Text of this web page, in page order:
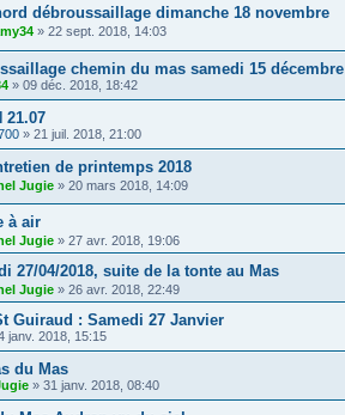
débroussaillage dimanche 18 novembre
» 22 sept. 2018, 14:03
chemin du mas samedi 15 décembre
» 09 déc. 2018, 18:42
21.07
» 21 juil. 2018, 21:00
de printemps 2018
Jugie » 20 mars 2018, 14:09
à air
Jugie » 27 avr. 2018, 19:06
27/04/2018, suite de la tonte au Mas
Jugie » 26 avr. 2018, 22:49
Guiraud : Samedi 27 Janvier
janv. 2018, 15:15
du Mas
» 31 janv. 2018, 08:40